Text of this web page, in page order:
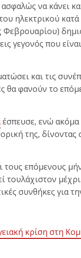
να κάνει
ηλεκτρικού κατά
Φεβρουαρίου)
γεγονός που
και τις
θα φανούν το
έσπευσε, ενώ ακόμα
της, δίνοντας
τους επόμενους
τουλάχιστον
συνθήκες για
κρίση στη